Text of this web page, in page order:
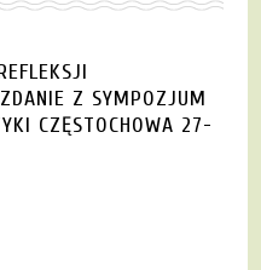
Z SYMPOZJUM
CZĘSTOCHOWA 27-